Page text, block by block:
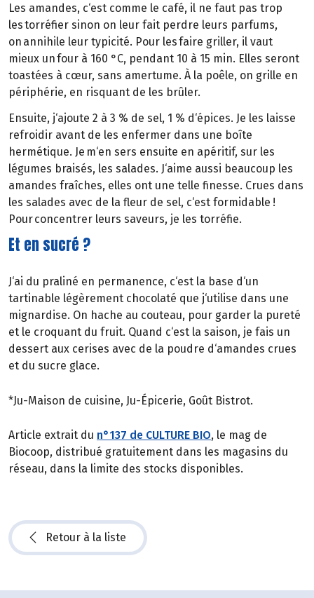
Les amandes, c‘est comme le café, il ne faut pas trop
les torréfier sinon on leur fait perdre leurs parfums,
on annihile leur typicité. Pour les faire griller, il vaut
mieux un four à 160 °C, pendant 10 à 15 min. Elles seront
toastées à cœur, sans amertume. À la poêle, on grille en
périphérie, en risquant de les brûler.
Ensuite, j‘ajoute 2 à 3 % de sel, 1 % d‘épices. Je les laisse
refroidir avant de les enfermer dans une boîte
hermétique. Je m‘en sers ensuite en apéritif, sur les
légumes braisés, les salades. J‘aime aussi beaucoup les
amandes fraîches, elles ont une telle finesse. Crues dans
les salades avec de la fleur de sel, c‘est formidable !
Pour concentrer leurs saveurs, je les torréfie.
Et en sucré ?
J‘ai du praliné en permanence, c‘est la base d‘un
tartinable légèrement chocolaté que j‘utilise dans une
mignardise. On hache au couteau, pour garder la pureté
et le croquant du fruit. Quand c‘est la saison, je fais un
dessert aux cerises avec de la poudre d‘amandes crues
et du sucre glace.
*Ju-Maison de cuisine, Ju-Épicerie, Goût Bistrot.
Article extrait du n°137 de CULTURE BIO, le mag de
Biocoop, distribué gratuitement dans les magasins du
réseau, dans la limite des stocks disponibles.
Retour à la liste